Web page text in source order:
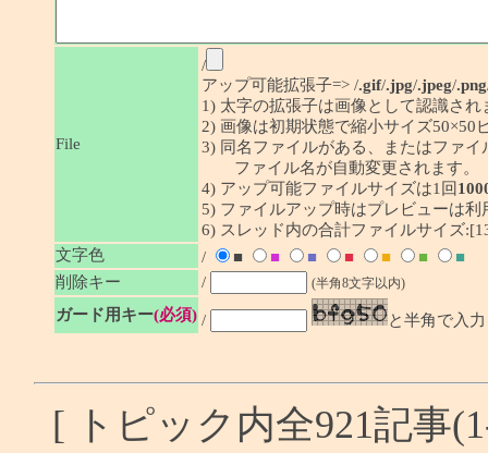
File
/
アップ可能拡張子=> /.gif/.jpg/.jpeg/.png
1) 太字の拡張子は画像として認識され
2) 画像は初期状態で縮小サイズ50×50
3) 同名ファイルがある、またはファ
ファイル名が自動変更されます。
4) アップ可能ファイルサイズは1回
5) ファイルアップ時はプレビューは利
6) スレッド内の合計ファイルサイズ
文字色
/ ■ ■ ■ ■ ■ ■
■
削除キー
/ (半角8文字以内)
ガード用キー(必須) / と半角で入力
[ トピック内全921記